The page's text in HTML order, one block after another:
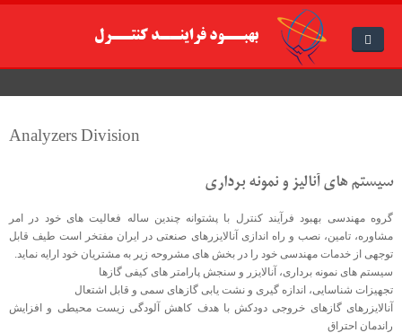
Analyzers Division
سیستم های آنالیز و نمونه برداری
گروه مهندسی بهبود فرآیند کنترل با پشتوانه چندین ساله فعالیت های خود در امر
مشاوره، تامین، نصب و راه اندازی آنالایزرهای صنعتی در ایران مفتخر است طیف قابل
توجهی از خدمات مهندسی خود را در بخش های مشروحه زیر به مشتریان خود ارایه نماید.
سیستم های نمونه برداری، آنالایزر و سنجش پارامتر های کیفی گازها
تجهیزات شناسایی، اندازه گیری و نشت یابی گازهای سمی و قابل اشتعال
آنالایزرهای گازهای خروجی دودکش با هدف کاهش آلودگی زیست محیطی و افزایش
راندمان احتراق
صفحه اصلی
محصولات
Industrial Valves
Safety Solution
Instruments Division
DCS
Analyzers Division
TGS
گالری
گالری تصاویر نمایشگاه
گالری تصاویر پروژه ها
نمایندگی ها
مکانیکال
گواهینامه ها